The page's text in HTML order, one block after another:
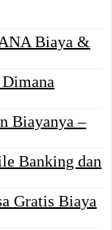
Biaya &
Biayanya –
Banking dan
Gratis Biaya